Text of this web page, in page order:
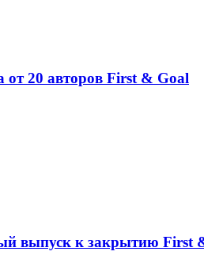
20 авторов First & Goal
выпуск к закрытию First